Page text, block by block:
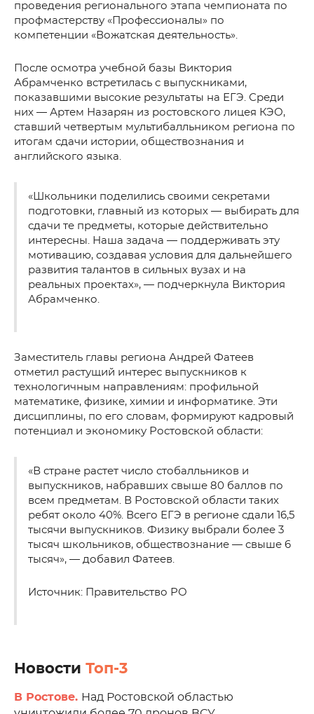
проведения регионального этапа чемпионата по
профмастерству «Профессионалы» по
компетенции «Вожатская деятельность».
После осмотра учебной базы Виктория
Абрамченко встретилась с выпускниками,
показавшими высокие результаты на ЕГЭ. Среди
них — Артем Назарян из ростовского лицея КЭО,
ставший четвертым мультибалльником региона по
итогам сдачи истории, обществознания и
английского языка.
«Школьники поделились своими секретами
подготовки, главный из которых — выбирать для
сдачи те предметы, которые действительно
интересны. Наша задача — поддерживать эту
мотивацию, создавая условия для дальнейшего
развития талантов в сильных вузах и на
реальных проектах», — подчеркнула Виктория
Абрамченко.
Заместитель главы региона Андрей Фатеев
отметил растущий интерес выпускников к
технологичным направлениям: профильной
математике, физике, химии и информатике. Эти
дисциплины, по его словам, формируют кадровый
потенциал и экономику Ростовской области:
«В стране растет число стобалльников и
выпускников, набравших свыше 80 баллов по
всем предметам. В Ростовской области таких
ребят около 40%. Всего ЕГЭ в регионе сдали 16,5
тысячи выпускников. Физику выбрали более 3
тысяч школьников, обществознание — свыше 6
тысяч», — добавил Фатеев.
Источник: Правительство РО
Новости Топ-3
В Ростове. Над Ростовской областью